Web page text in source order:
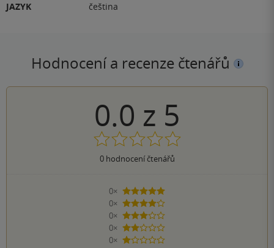
JAZYK
čeština
Hodnocení a recenze čtenářů
0.0 z 5
0hodnocení čtenářů
0×
5 hvězdiček
0×
4 hvězdičky
0×
3 hvězdičky
0×
2 hvězdičky
0×
1 hvezdička